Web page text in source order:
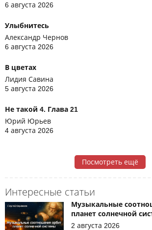
6 августа 2026
Улыбнитесь
Александр Чернов
6 августа 2026
В цветах
Лидия Савина
5 августа 2026
Не такой 4. Глава 21
Юрий Юрьев
4 августа 2026
Посмотреть ещё
Интересные статьи
Музыкальные
планет солнечной
2 августа 2026